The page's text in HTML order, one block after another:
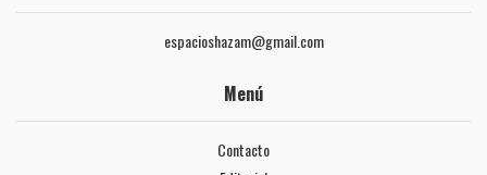
espacioshazam@gmail.com
Menú
Contacto